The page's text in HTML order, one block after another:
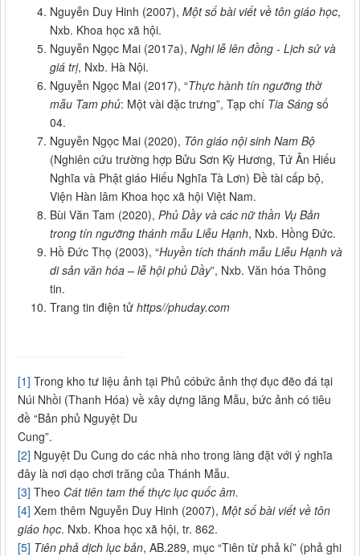
Nguyễn Duy Hinh (2007), Một số bài viết về tôn giáo học,
Nxb. Khoa học xã hội.
Nguyễn Ngọc Mai (2017a), Nghi lễ lên đồng - Lịch sử và
giá trị, Nxb. Hà Nội.
Nguyễn Ngọc Mai (2017), “Thực hành tín ngưỡng thờ
mẫu Tam phủ: Một vài đặc trưng”, Tạp chí Tia Sáng số
04.
Nguyễn Ngọc Mai (2020), Tôn giáo nội sinh Nam Bộ
(Nghiên cứu trường hợp Bửu Sơn Kỳ Hương, Tứ Ân Hiếu
Nghĩa và Phật giáo Hiếu Nghĩa Tà Lơn) Đề tài cấp bộ,
Viện Hàn lâm Khoa học xã hội Việt Nam.
Bùi Văn Tam (2020), Phủ Dầy và các nữ thần Vụ Bản
trong tín ngưỡng thánh mẫu Liễu Hạnh, Nxb. Hồng Đức.
Hồ Đức Thọ (2003), “Huyền tích thánh mẫu Liễu Hạnh và
di sản văn hóa – lễ hội phủ Dầy”, Nxb. Văn hóa Thông
tin.
Trang tin điện tử https//phuday.com
[1] Trong kho tư liệu ảnh tại Phủ cóbức ảnh thợ đục đẽo đá tại
Núi Nhồi (Thanh Hóa) về xây dựng lăng Mẫu, bức ảnh có tiêu
đề “Bản phủ Nguyệt Du
Cung”.
[2] Nguyệt Du Cung do các nhà nho trong làng đặt với ý nghĩa
đây là nơi dạo chơi trăng của Thánh Mẫu.
[3] Theo Cát tiên tam thế thực lục quốc âm.
[4] Xem thêm Nguyễn Duy Hinh (2007), Một số bài viết về tôn
giáo học. Nxb. Khoa học xã hội, tr. 862.
[5] Tiên phả dịch lục bản, AB.289, mục “Tiên từ phả kí” (phả ghi